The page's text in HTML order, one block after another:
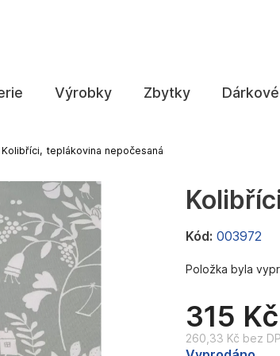
Výrobky Zbytky
Kolibříci, teplákovina nepočesaná
Kód: 003972
Položka byla
315 Kč
260,33 Kč bez
Měrná
Co potřebujete najít?
Doporučujeme